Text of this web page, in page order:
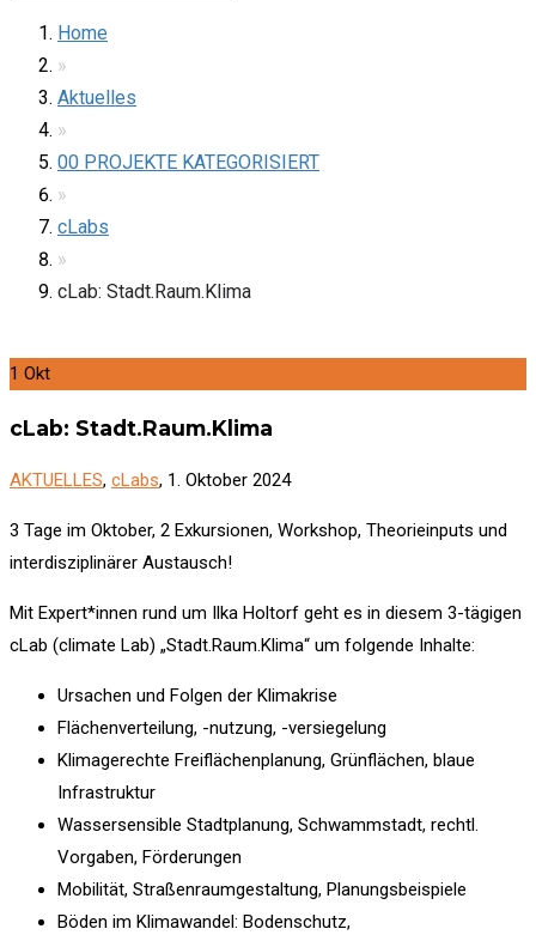
Home
»
Aktuelles
»
00 PROJEKTE KATEGORISIERT
»
cLabs
»
cLab: Stadt.Raum.Klima
1 Okt
cLab: Stadt.Raum.Klima
AKTUELLES, cLabs, 1. Oktober 2024
3 Tage im Oktober, 2 Exkursionen, Workshop, Theorieinputs und
interdisziplinärer Austausch!
Mit Expert*innen rund um Ilka Holtorf geht es in diesem 3-tägigen
cLab (climate Lab) „Stadt.Raum.Klima“ um folgende Inhalte:
Ursachen und Folgen der Klimakrise
Flächenverteilung, -nutzung, -versiegelung
Klimagerechte Freiflächenplanung, Grünflächen, blaue
Infrastruktur
Wassersensible Stadtplanung, Schwammstadt, rechtl.
Vorgaben, Förderungen
Mobilität, Straßenraumgestaltung, Planungsbeispiele
Böden im Klimawandel: Bodenschutz,